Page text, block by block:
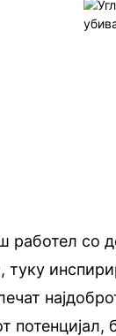
работел со
потенцијал,